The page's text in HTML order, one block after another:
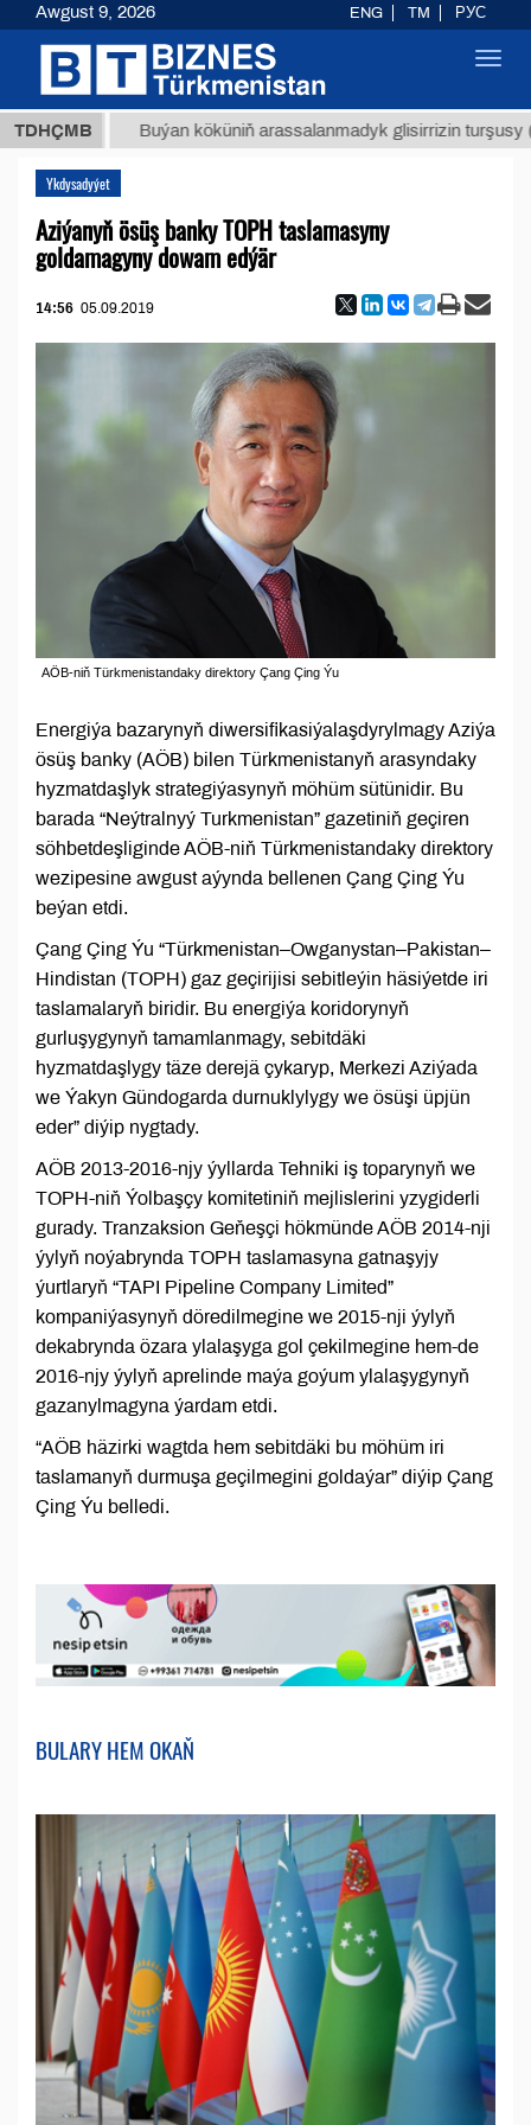
TDHÇMBBuýan köküniň arassalanmadyk glisirrizin turşusy (t.)
Ykdysadyýet
Aziýanyň ösüş banky TOPH taslamasyny
goldamagyny dowam edýär
14:56 05.09.2019
AÖB-niň Türkmenistandaky direktory Çang Çing Ýu
Energiýa bazarynyň diwersifikasiýalaşdyrylmagy Aziýa
ösüş banky (AÖB) bilen Türkmenistanyň arasyndaky
hyzmatdaşlyk strategiýasynyň möhüm sütünidir. Bu
barada “Neýtralnyý Turkmenistan” gazetiniň geçiren
söhbetdeşliginde AÖB-niň Türkmenistandaky direktory
wezipesine awgust aýynda bellenen Çang Çing Ýu
beýan etdi.
Çang Çing Ýu “Türkmenistan–Owganystan–Pakistan–
Hindistan (TOPH) gaz geçirijisi sebitleýin häsiýetde iri
taslamalaryň biridir. Bu energiýa koridorynyň
gurluşygynyň tamamlanmagy, sebitdäki
hyzmatdaşlygy täze derejä çykaryp, Merkezi Aziýada
we Ýakyn Gündogarda durnuklylygy we ösüşi üpjün
eder” diýip nygtady.
AÖB 2013-2016-njy ýyllarda Tehniki iş toparynyň we
TOPH-niň Ýolbaşçy komitetiniň mejlislerini yzygiderli
gurady. Tranzaksion Geňeşçi hökmünde AÖB 2014-nji
ýylyň noýabrynda TOPH taslamasyna gatnaşyjy
ýurtlaryň “TAPI Pipeline Company Limited”
kompaniýasynyň döredilmegine we 2015-nji ýylyň
dekabrynda özara ylalaşyga gol çekilmegine hem-de
2016-njy ýylyň aprelinde maýa goýum ylalaşygynyň
gazanylmagyna ýardam etdi.
“AÖB häzirki wagtda hem sebitdäki bu möhüm iri
taslamanyň durmuşa geçilmegini goldaýar” diýip Çang
Çing Ýu belledi.
BULARY HEM OKAŇ
Awgust 9, 2026 ENG TM РУС